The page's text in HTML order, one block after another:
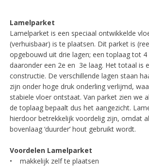
Lamelparket
Lamelparket is een speciaal ontwikkelde
(verhuisbaar) is te plaatsen. Dit parket is
opgebouwd uit drie lagen; een toplaag tot
daaronder een 2e en 3e laag. Het totaal is
constructie. De verschillende lagen staan
zijn onder hoge druk onderling verlijmd,
stabiele vloer ontstaat. Van parket zien we
de toplaag bepaalt dus het aangezicht.
hierdoor betrekkelijk voordelig zijn, omdat
bovenlaag ‘duurder’ hout gebruikt wordt.
Voordelen Lamelparket
• makkelijk zelf te plaatsen